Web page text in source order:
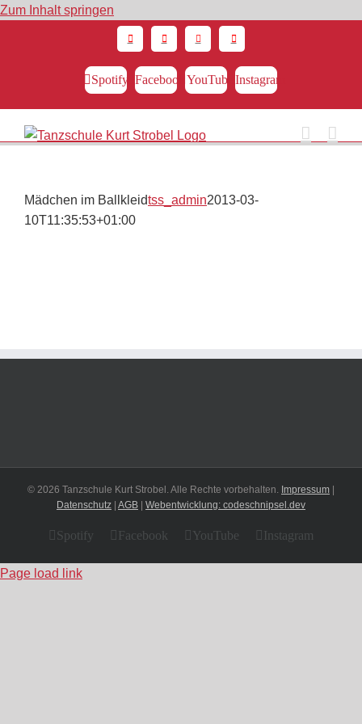
Zum Inhalt springen
Spotify Facebook YouTube Instagram
Mädchen im Ballkleidtss_admin2013-03-
10T11:35:53+01:00
© 2026 Tanzschule Kurt Strobel. Alle Rechte vorbehalten. Impressum
Datenschutz AGB Webentwicklung: codeschnipsel.dev
Spotify Facebook YouTube Instagram
Page load link